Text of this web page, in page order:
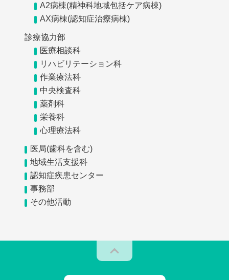
A2病棟(精神科地域包括ケア病棟)
AX病棟(認知症治療病棟)
診療協力部
医療相談科
リハビリテーション科
作業療法科
中央検査科
薬剤科
栄養科
心理療法科
医局(歯科を含む)
地域生活支援科
認知症疾患センター
事務部
その他活動